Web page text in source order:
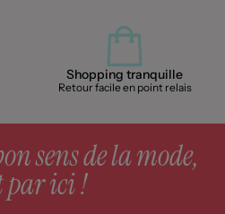
Shopping tranquille
Retour facile en point relais
sens de la mode,
par ici !